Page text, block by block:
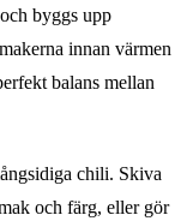
byggs upp
innan värmen
balans mellan
chili. Skiva
och färg, eller gör